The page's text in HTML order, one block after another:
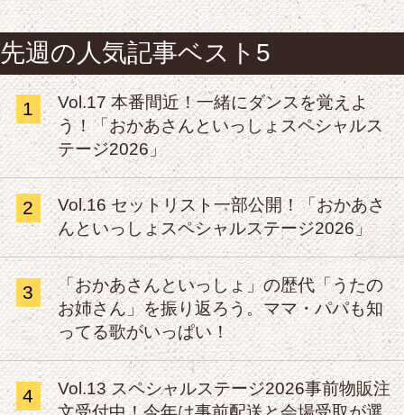
先週の人気記事ベスト5
1
Vol.17 本番間近！一緒にダンスを覚えよ
う！「おかあさんといっしょスペシャルス
テージ2026」
2
Vol.16 セットリスト一部公開！「おかあさ
んといっしょスペシャルステージ2026」
3
「おかあさんといっしょ」の歴代「うたの
お姉さん」を振り返ろう。ママ・パパも知
ってる歌がいっぱい！
4
Vol.13 スペシャルステージ2026事前物販注